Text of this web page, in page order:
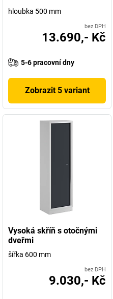
hloubka 500 mm
bez DPH
13.690,- Kč
5-6 pracovní dny
Zobrazit 5 variant
Vysoká skříň s otočnými
dveřmi
šířka 600 mm
bez DPH
9.030,- Kč